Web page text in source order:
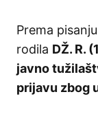
Prema
rodila DŽ. R.
javno
prijavu zbog